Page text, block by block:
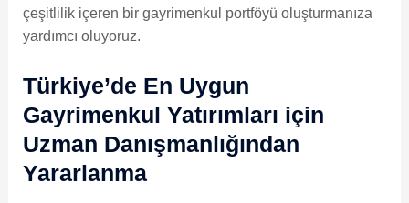
çeşitlilik içeren bir gayrimenkul portföyü oluşturmanıza
yardımcı oluyoruz.
Türkiye’de En Uygun
Gayrimenkul Yatırımları için
Uzman Danışmanlığından
Yararlanma